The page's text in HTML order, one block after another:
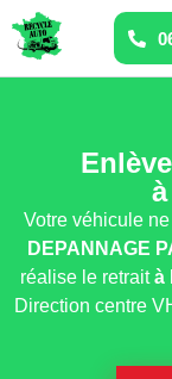
Votre véhicule
DEPANNAGE
réalise le retraità
Direction centre